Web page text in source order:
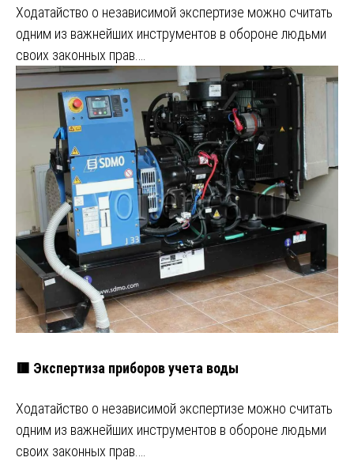
Ходатайство о независимой экспертизе можно считать
одним из важнейших инструментов в обороне людьми
своих законных прав.…
🟥 Экспертиза приборов учета воды
Ходатайство о независимой экспертизе можно считать
одним из важнейших инструментов в обороне людьми
своих законных прав.…